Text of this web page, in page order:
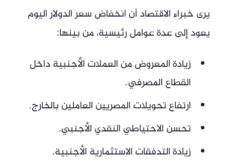
يرى خبراء الاقتصاد أن انخفاض سعر الدولار اليوم
يعود إلى عدة عوامل رئيسية، من بينها:
زيادة المعروض من العملات الأجنبية داخل
القطاع المصرفي.
ارتفاع تحويلات المصريين العاملين بالخارج.
تحسن الاحتياطي النقدي الأجنبي.
زيادة التدفقات الاستثمارية الأجنبية.